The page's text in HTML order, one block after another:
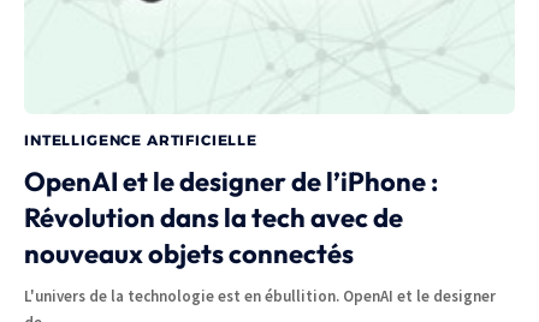
INTELLIGENCE ARTIFICIELLE
OpenAI et le designer de l’iPhone :
Révolution dans la tech avec de
nouveaux objets connectés
L'univers de la technologie est en ébullition. OpenAI et le designer